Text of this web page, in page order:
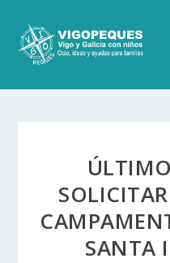
SANTA